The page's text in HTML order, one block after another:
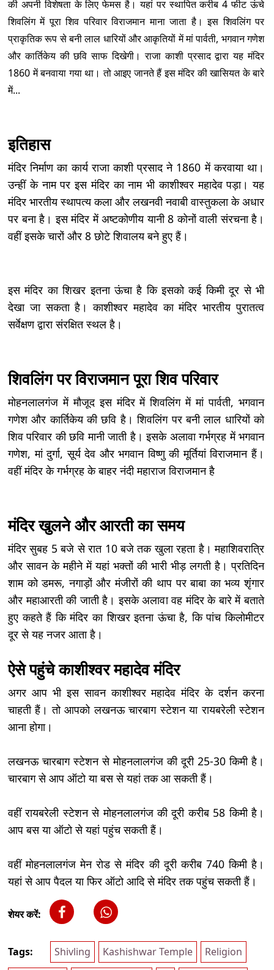
की अपनी विशेषता के लिए फेमस है। यहां पर स्थापित करीब 4 फीट ऊंचे
शिवलिंग में पूरा शिव परिवार विराजमान माना जाता है। इस शिवलिंग पर
प्राकृतिक रूप से बनी लाल धारियों और आकृतियों में मां पार्वती, भगवान गणेश
और कार्तिकेय की छवि साफ दिखेगी। राजा काशी प्रसाद द्वारा यह मंदिर
1860 में बनवाया गया था। तो आइए जानते हैं इस मंदिर की खासियत के बारे
में...
इतिहास
मंदिर निर्माण का कार्य राजा काशी प्रसाद ने 1860 में करवाया था।
उन्हीं के नाम पर इस मंदिर का नाम भी काशीश्वर महादेव पड़ा। यह
मंदिर भारतीय स्थापत्य कला और लखनवी नवाबी वास्तुकला के अधार
पर बना है। इस मंदिर में अष्टकोणीय यानी 8 कोनों वाली संरचना है।
वहीं इसके चारों और 8 छोटे शिवालय बने हुए हैं।
इस मंदिर का शिखर इतना ऊंचा है कि इसको कई किमी दूर से भी
देखा जा सकता है। काशीश्वर महादेव का मंदिर भारतीय पुरातत्व
सर्वेक्षण द्वारा संरक्षित स्थल है।
शिवलिंग पर विराजमान पूरा शिव परिवार
मोहनलालगंज में मौजूद इस मंदिर में शिवलिंग में मां पार्वती, भगवान
गणेश और कार्तिकेय की छवि है। शिवलिंग पर बनी लाल धारियों को
शिव परिवार की छवि मानी जाती है। इसके अलावा गर्भग्रह में भगवान
गणेश, मां दुर्गा, सूर्य देव और भगवान विष्णु की मूर्तियां विराजमान हैं।
वहीं मंदिर के गर्भग्रह के बाहर नंदी महाराज विराजमान है
मंदिर खुलने और आरती का समय
मंदिर सुबह 5 बजे से रात 10 बजे तक खुला रहता है। महाशिवरात्रि
और सावन के महीने में यहां भक्तों की भारी भीड़ लगती है। प्रतिदिन
शाम को डमरू, नगाड़ों और मंजीरों की थाप पर बाबा का भव्य शृंगार
और महाआरती की जाती है। इसके अलावा वह मंदिर के बारे में बताते
हुए कहते हैं कि मंदिर का शिखर इतना ऊंचा है, कि पांच किलोमीटर
दूर से यह नजर आता है।
ऐसे पहुंचे काशीश्वर महादेव मंदिर
अगर आप भी इस सावन काशीश्वर महादेव मंदिर के दर्शन करना
चाहती हैं। तो आपको लखनऊ चारबाग स्टेशन या रायबरेली स्टेशन
आना होगा।
लखनऊ चारबाग स्टेशन से मोहनलालगंज की दूरी 25-30 किमी है।
चारबाग से आप ऑटो या बस से यहां तक आ सकती हैं।
वहीं रायबरेली स्टेशन से मोहनलालगंज की दूरी करीब 58 किमी है।
आप बस या ऑटो से यहां पहुंच सकती हैं।
वहीं मोहनलालगंज मेन रोड से मंदिर की दूरी करीब 740 किमी है।
यहां से आप पैदल या फिर ऑटो आदि से मंदिर तक पहुंच सकती हैं।
शेयर करें:
Tags: Shivling Kashishwar Temple
Religion